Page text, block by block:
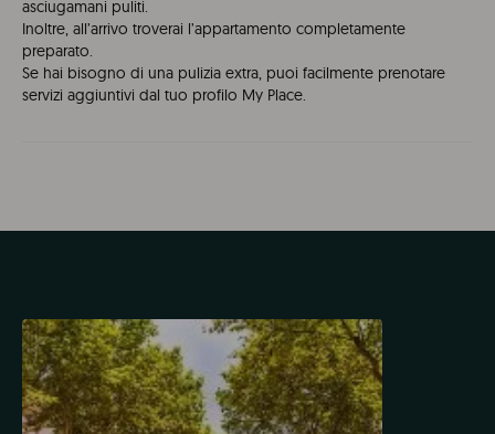
asciugamani puliti.
Inoltre, all’arrivo troverai l’appartamento completamente
preparato.
Se hai bisogno di una pulizia extra, puoi facilmente prenotare
servizi aggiuntivi dal tuo profilo My Place.